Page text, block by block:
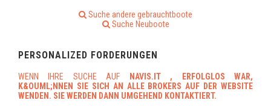
Suche andere gebrauchtboote
Suche Neuboote
PERSONALIZED FORDERUNGEN
WENN IHRE SUCHE AUF NAVIS.IT , ERFOLGLOS WAR,
K&OUML;NNEN SIE SICH AN ALLE BROKERS AUF DER WEBSITE
WENDEN. SIE WERDEN DANN UMGEHEND KONTAKTIERT.